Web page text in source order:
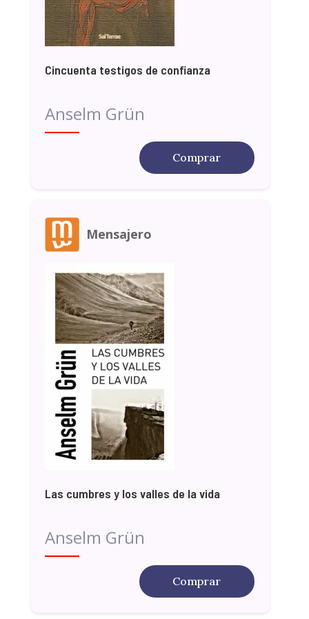
Cincuenta testigos de confianza
Anselm Grün
Comprar
Mensajero
Las cumbres y los valles de la vida
Anselm Grün
Comprar